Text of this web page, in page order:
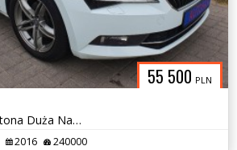
55 500 PLN
2.0 190ps. DSG7 Cantona Duża Navi 2016
2016 240000